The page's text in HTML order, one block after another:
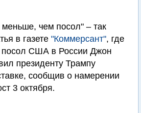
чем посол" – так
в газете "Коммерсант", где
посол США в России Джон
президенту Трампу
сообщив о намерении
3 октября.